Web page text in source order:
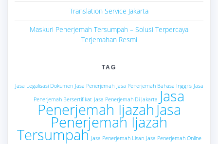
Translation Service Jakarta
Maskuri Penerjemah Tersumpah – Solusi Terpercaya
Terjemahan Resmi
TAG
Jasa Legalisasi Dokumen Jasa Penerjemah Jasa Penerjemah Bahasa Inggris Jasa
Penerjemah Bersertifikat Jasa Penerjemah Di Jakarta Jasa
Penerjemah Ijazah Jasa
Penerjemah Ijazah
Tersumpah Jasa Penerjemah Lisan Jasa Penerjemah Online